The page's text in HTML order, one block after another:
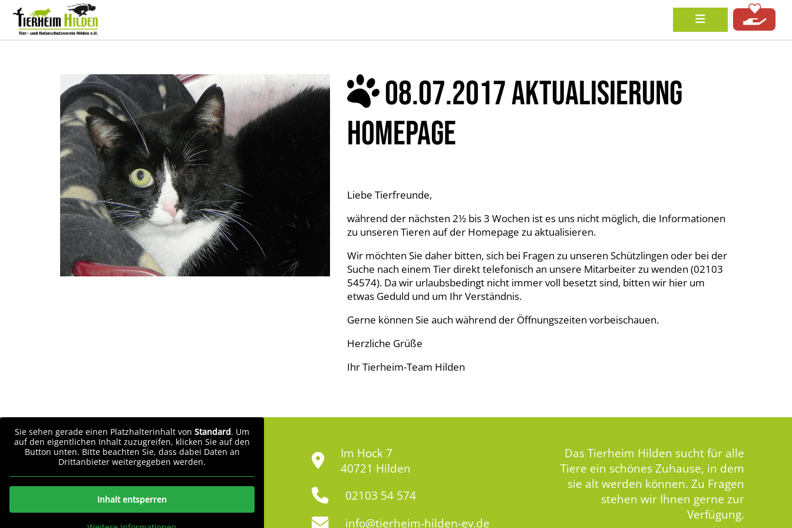
08.07.2017 AKTUALISIERUNG
HOMEPAGE
Liebe Tierfreunde,
während der nächsten 2½ bis 3 Wochen ist es uns nicht möglich, die Informationen
zu unseren Tieren auf der Homepage zu aktualisieren.
Wir möchten Sie daher bitten, sich bei Fragen zu unseren Schützlingen oder bei der
Suche nach einem Tier direkt telefonisch an unsere Mitarbeiter zu wenden (02103
54574). Da wir urlaubsbedingt nicht immer voll besetzt sind, bitten wir hier um
etwas Geduld und um Ihr Verständnis.
Gerne können Sie auch während der Öffnungszeiten vorbeischauen.
Herzliche Grüße
Ihr Tierheim-Team Hilden
Sie sehen gerade einen Platzhalterinhalt von Standard. Um
auf den eigentlichen Inhalt zuzugreifen, klicken Sie auf den
Button unten. Bitte beachten Sie, dass dabei Daten an
Drittanbieter weitergegeben werden.
Inhalt entsperren
Im Hock 7
40721 Hilden
02103 54 574
info@tierheim-hilden-ev.de
Das Tierheim Hilden sucht für alle
Tiere ein schönes Zuhause, in dem
sie alt werden können. Zu Fragen
stehen wir Ihnen gerne zur
Verfügung.